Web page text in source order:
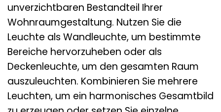
unverzichtbaren Bestandteil Ihrer
Wohnraumgestaltung. Nutzen Sie die
Leuchte als Wandleuchte, um bestimmte
Bereiche hervorzuheben oder als
Deckenleuchte, um den gesamten Raum
auszuleuchten. Kombinieren Sie mehrere
Leuchten, um ein harmonisches Gesamtbild